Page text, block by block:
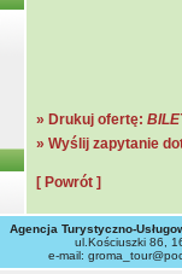
» Drukuj ofertę:
» Wyślij zapytanie
[ Powrót ]
Agencja Turystyczno-
ul.Kościuszki 86,
e-mail: